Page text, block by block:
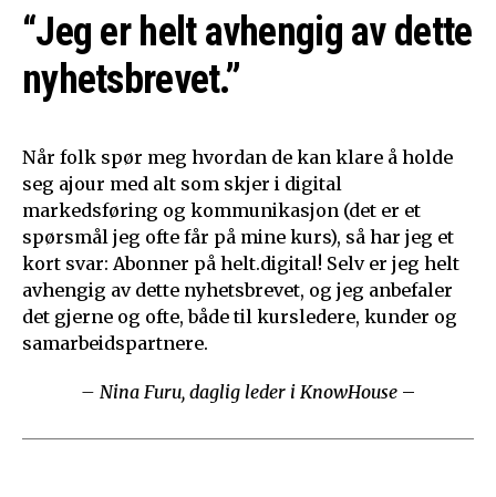
“Jeg er helt avhengig av dette
nyhetsbrevet.”
Når folk spør meg hvordan de kan klare å holde
seg ajour med alt som skjer i digital
markedsføring og kommunikasjon (det er et
spørsmål jeg ofte får på mine kurs), så har jeg et
kort svar: Abonner på helt.digital! Selv er jeg helt
avhengig av dette nyhetsbrevet, og jeg anbefaler
det gjerne og ofte, både til kursledere, kunder og
samarbeidspartnere.
– Nina Furu, daglig leder i KnowHouse –